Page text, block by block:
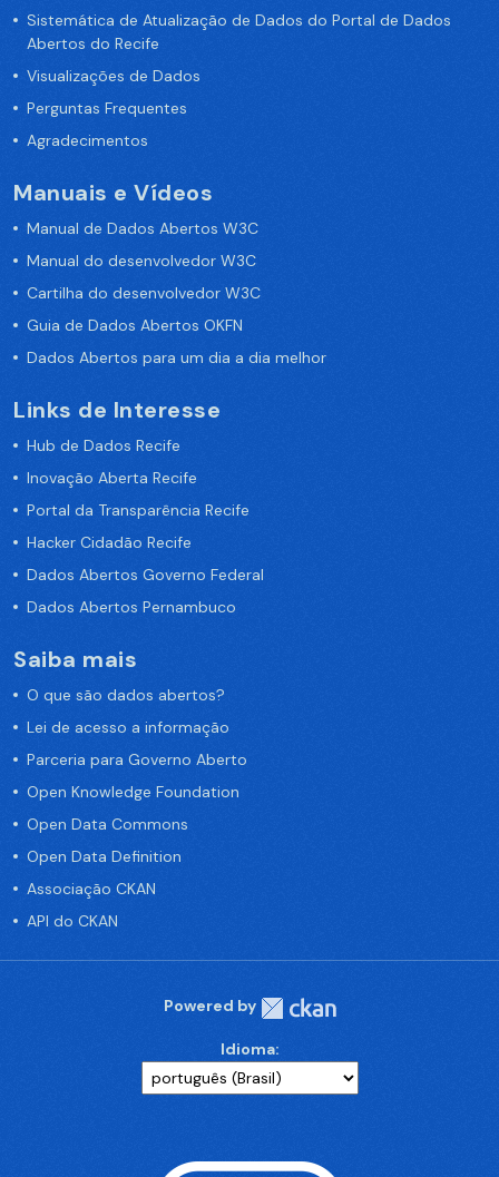
Sistemática de Atualização de Dados do Portal de Dados
Abertos do Recife
Visualizações de Dados
Perguntas Frequentes
Agradecimentos
Manuais e Vídeos
Manual de Dados Abertos W3C
Manual do desenvolvedor W3C
Cartilha do desenvolvedor W3C
Guia de Dados Abertos OKFN
Dados Abertos para um dia a dia melhor
Links de Interesse
Hub de Dados Recife
Inovação Aberta Recife
Portal da Transparência Recife
Hacker Cidadão Recife
Dados Abertos Governo Federal
Dados Abertos Pernambuco
Saiba mais
O que são dados abertos?
Lei de acesso a informação
Parceria para Governo Aberto
Open Knowledge Foundation
Open Data Commons
Open Data Definition
Associação CKAN
API do CKAN
Powered by
Idioma